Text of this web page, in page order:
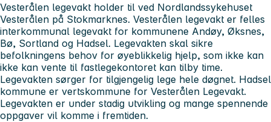
Vesterålen legevakt holder til ved Nordlandssykehuset
Vesterålen på Stokmarknes. Vesterålen legevakt er felles
interkommunal legevakt for kommunene Andøy, Øksnes,
Bø, Sortland og Hadsel. Legevakten skal sikre
befolkningens behov for øyeblikkelig hjelp, som ikke kan
ikke kan vente til fastlegekontoret kan tilby time.
Legevakten sørger for tilgjengelig lege hele døgnet. Hadsel
kommune er vertskommune for Vesterålen Legevakt.
Legevakten er under stadig utvikling og mange spennende
oppgaver vil komme i fremtiden.